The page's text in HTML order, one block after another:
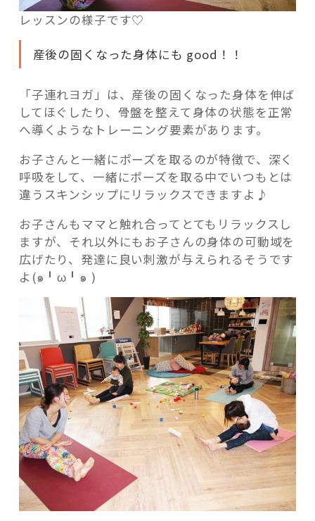
レッスンの様子です♡
産後の固くなった身体にも good！！
「子連れヨガ」は、産後の固くなった身体を伸ば
してほぐしたり、骨盤を整えて身体の状態を正常
へ導くようなトレーニング要素があります。
お子さんと一緒にポーズを取るのが特徴で、深く
呼吸をして、一緒にポーズを取る中でいつもとは
違うスキンシップにリラックスできますよ♪
お子さんもママと触れ合ってとてもリラックスし
ますが、それ以外にもお子さんの身体の可動域を
広げたり、発達に良い刺激が与えられるそうです
よ(๑╹ω╹๑ )